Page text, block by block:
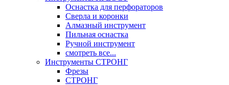
Оснастка для перфораторов
Сверла и коронки
Алмазный инструмент
Пильная оснастка
Ручной инструмент
смотреть все...
Инструменты СТРОНГ
Фрезы
СТРОНГ